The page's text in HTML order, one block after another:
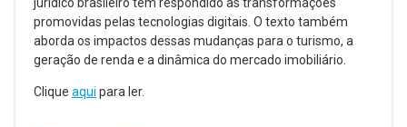
promovidas pelas tecnologias digitais. O texto também
aborda os impactos dessas mudanças para o turismo, a
geração de renda e a dinâmica do mercado imobiliário.
Clique aqui para ler.